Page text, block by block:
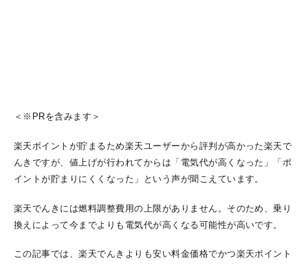
＜※PRを含みます＞
楽天ポイントが貯まるため楽天ユーザーから評判が高かった楽天で
んきですが、値上げが行われてからは「電気代が高くなった」「ポ
イントが貯まりにくくなった」という声が聞こえています。
楽天でんきには燃料調整費用の上限がありません。そのため、乗り
換えによって今までよりも電気代が高くなる可能性が高いです。
この記事では、楽天でんきよりも安い料金価格でかつ楽天ポイント